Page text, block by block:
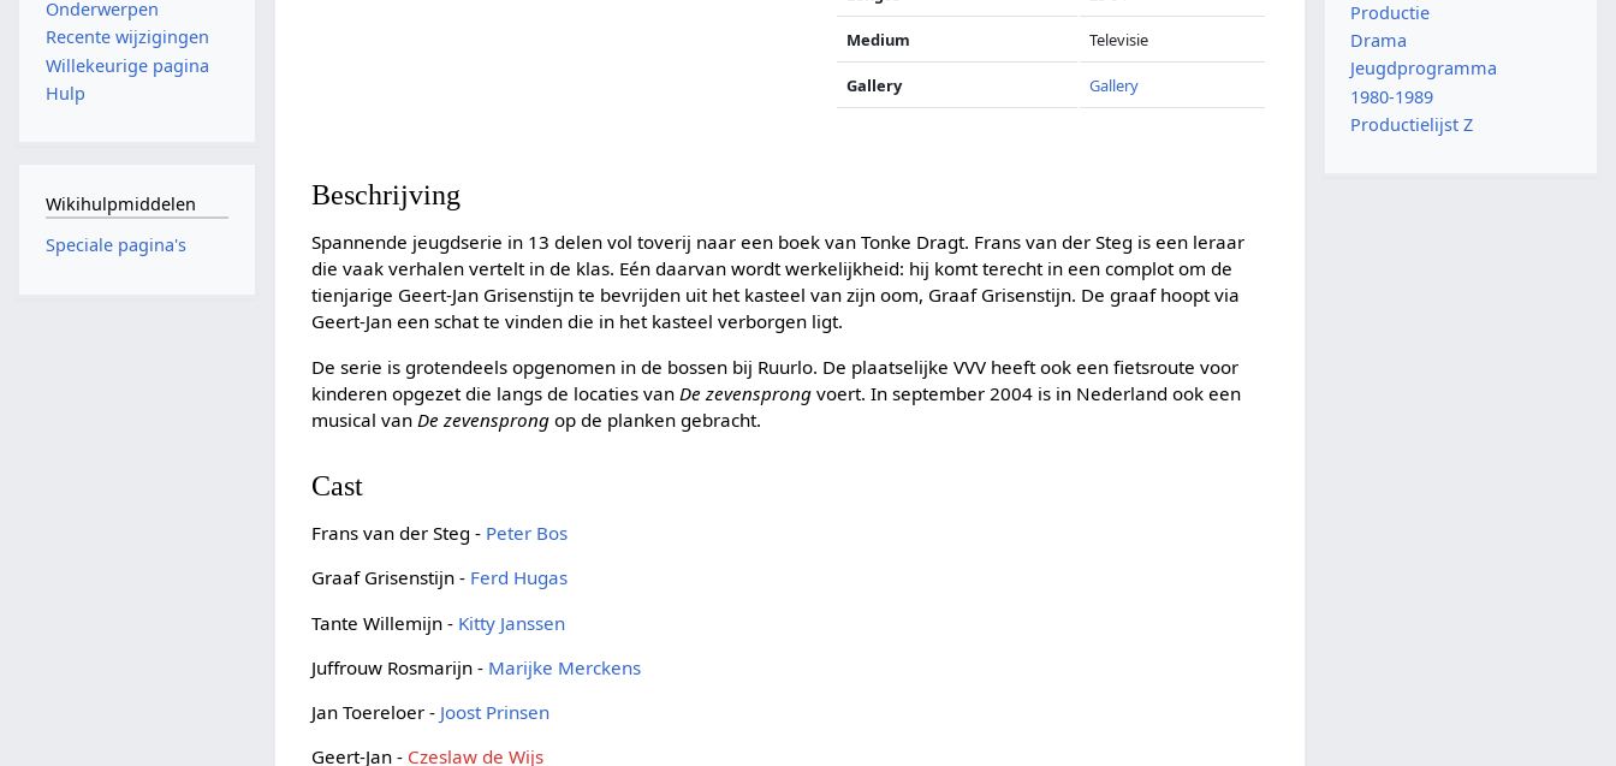
Medium Televisie
Gallery Gallery
Beschrijving
Spannende jeugdserie in 13 delen vol toverij naar een boek van Tonke Dragt. Frans van der Steg is een leraar
die vaak verhalen vertelt in de klas. Eén daarvan wordt werkelijkheid: hij komt terecht in een complot om de
tienjarige Geert-Jan Grisenstijn te bevrijden uit het kasteel van zijn oom, Graaf Grisenstijn. De graaf hoopt via
Geert-Jan een schat te vinden die in het kasteel verborgen ligt.
De serie is grotendeels opgenomen in de bossen bij Ruurlo. De plaatselijke VVV heeft ook een fietsroute voor
kinderen opgezet die langs de locaties van De zevensprong voert. In september 2004 is in Nederland ook een
musical van De zevensprong op de planken gebracht.
Cast
Frans van der Steg - Peter Bos
Graaf Grisenstijn - Ferd Hugas
Tante Willemijn - Kitty Janssen
Juffrouw Rosmarijn - Marijke Merckens
Jan Toereloer - Joost Prinsen
Geert-Jan - Czeslaw de Wijs
Onderwerpen
Recente wijzigingen
Willekeurige pagina
Hulp
Wikihulpmiddelen
Speciale pagina's
Productie
Drama
Jeugdprogramma
1980-1989
Productielijst Z